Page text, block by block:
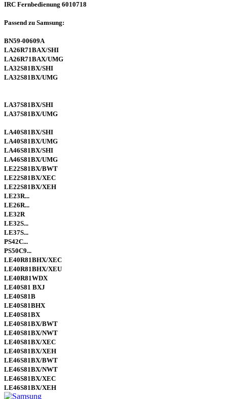
IRC Fernbedienung 6010718
Passend zu Samsung:
BN59-00609A
LA26R71BAX/SHI
LA26R71BAX/UMG
LA32S81BX/SHI
LA32S81BX/UMG
LA37S81BX/SHI
LA37S81BX/UMG
LA40S81BX/SHI
LA40S81BX/UMG
LA46S81BX/SHI
LA46S81BX/UMG
LE22S81BX/BWT
LE22S81BX/XEC
LE22S81BX/XEH
LE23R...
LE26R...
LE32R
LE32S...
LE37S...
PS42C...
PS50C9...
LE40R81BHX/XEC
LE40R81BHX/XEU
LE40R81WDX
LE40S81 BXJ
LE40S81B
LE40S81BHX
LE40S81BX
LE40S81BX/BWT
LE40S81BX/NWT
LE40S81BX/XEC
LE40S81BX/XEH
LE46S81BX/BWT
LE46S81BX/NWT
LE46S81BX/XEC
LE46S81BX/XEH